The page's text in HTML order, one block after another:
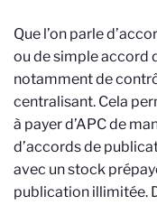
Que l’on parle
ou de simple accord
notamment de
centralisant. Cela
à payer d’APC de
d’accords de
avec un stock
publication illimitée.